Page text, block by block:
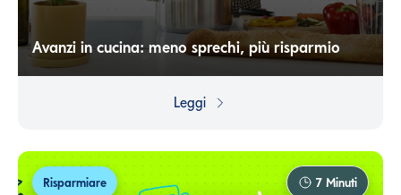
Avanzi in cucina: meno sprechi, più risparmio
Pane raffermo, riso del giorno prima, mezza cipolla in
passo per spendere e sprecare meno.
Leggi
Risparmiare 7 Minuti